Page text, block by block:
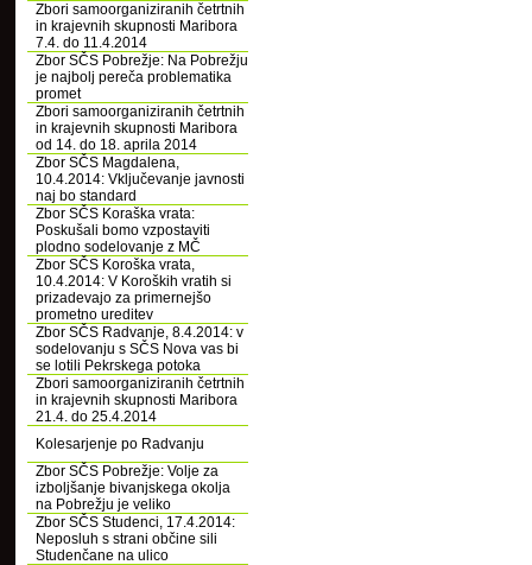
Zbori samoorganiziranih četrtnih
in krajevnih skupnosti Maribora
7.4. do 11.4.2014
Zbor SČS Pobrežje: Na Pobrežju
je najbolj pereča problematika
promet
Zbori samoorganiziranih četrtnih
in krajevnih skupnosti Maribora
od 14. do 18. aprila 2014
Zbor SČS Magdalena,
10.4.2014: Vključevanje javnosti
naj bo standard
Zbor SČS Koraška vrata:
Poskušali bomo vzpostaviti
plodno sodelovanje z MČ
Zbor SČS Koroška vrata,
10.4.2014: V Koroških vratih si
prizadevajo za primernejšo
prometno ureditev
Zbor SČS Radvanje, 8.4.2014: v
sodelovanju s SČS Nova vas bi
se lotili Pekrskega potoka
Zbori samoorganiziranih četrtnih
in krajevnih skupnosti Maribora
21.4. do 25.4.2014
Kolesarjenje po Radvanju
Zbor SČS Pobrežje: Volje za
izboljšanje bivanjskega okolja
na Pobrežju je veliko
Zbor SČS Studenci, 17.4.2014:
Neposluh s strani občine sili
Studenčane na ulico